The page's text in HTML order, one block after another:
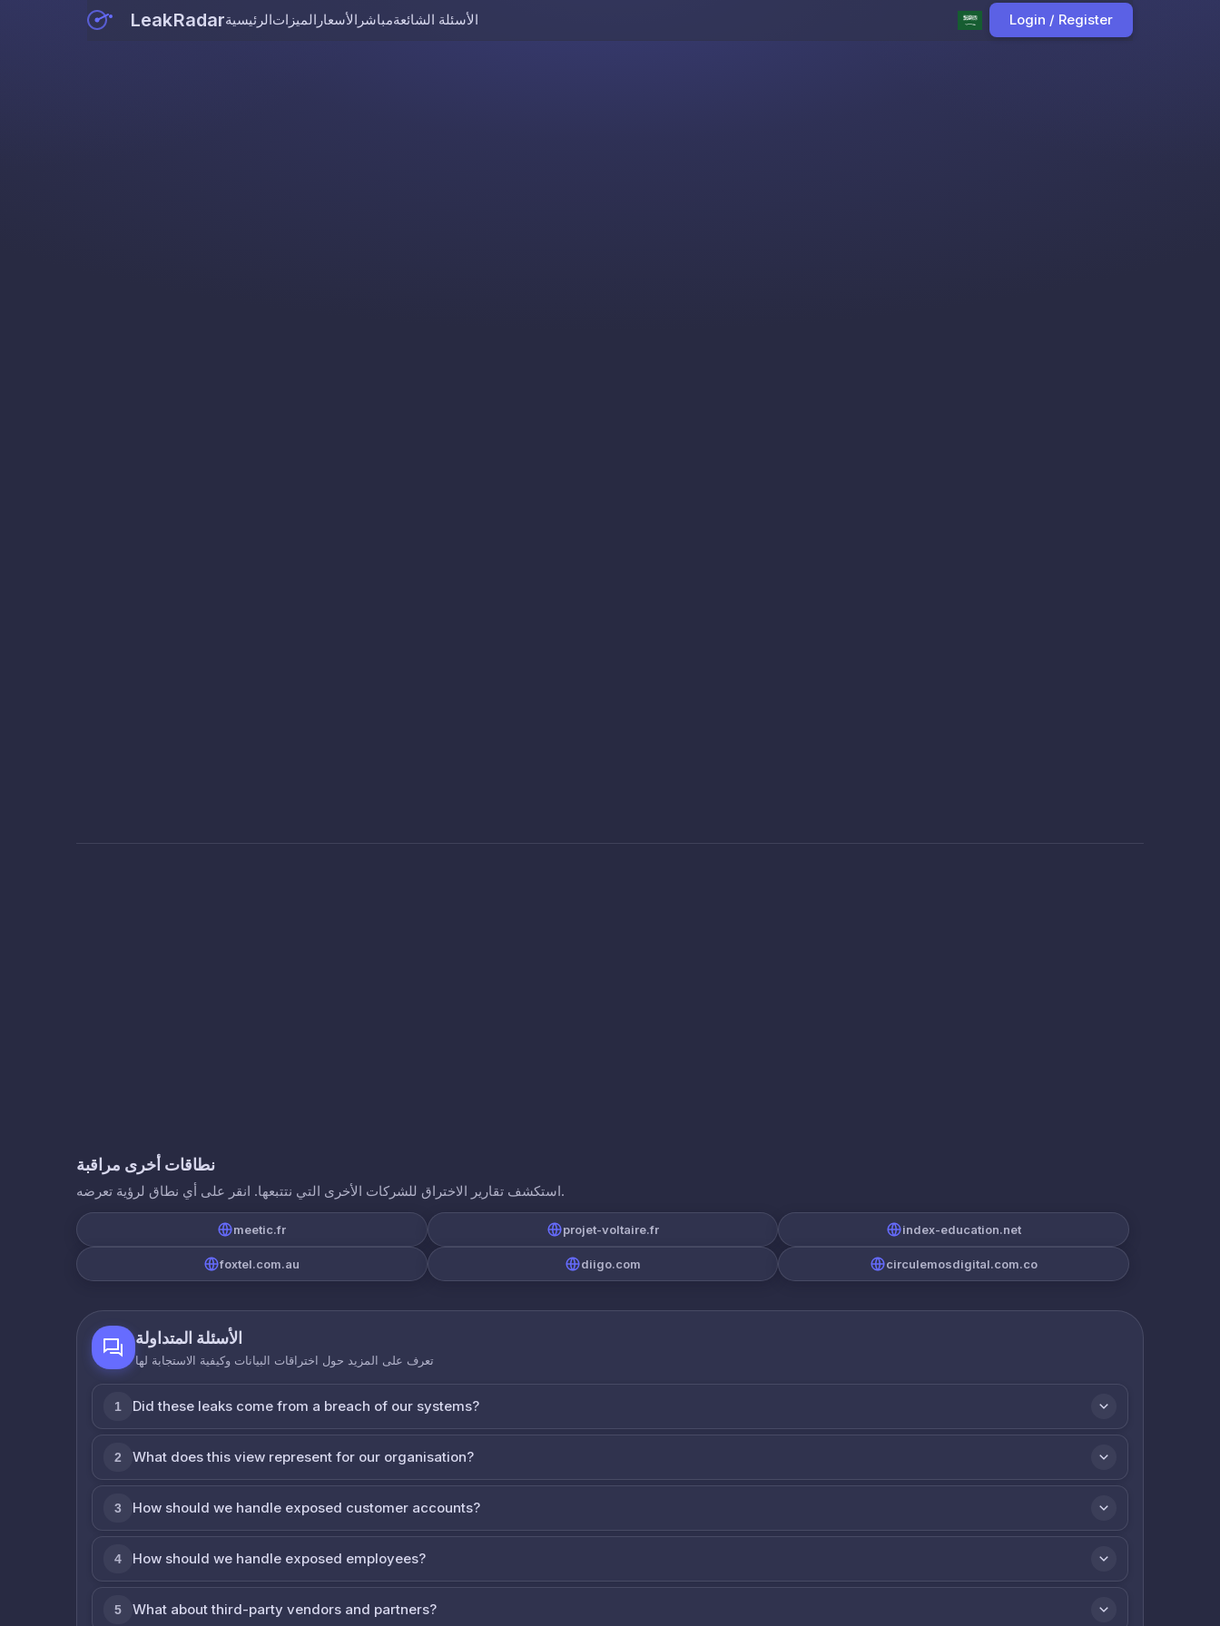
LeakRadarالرئيسيةالميزات الأسعار مباشرالأسئلة الشائعة Login / Register
نطاقات أخرى مراقبة
استكشف تقارير الاختراق للشركات الأخرى التي نتتبعها. انقر على أي نطاق لرؤية تعرضه.
meetic.fr projet-voltaire.fr index-education.net
foxtel.com.au diigo.com circulemosdigital.com.co
الأسئلة المتداولة
تعرف على المزيد حول اختراقات البيانات وكيفية الاستجابة لها
1 Did these leaks come from a breach of our systems?
2 What does this view represent for our organisation?
3 How should we handle exposed customer accounts?
4 How should we handle exposed employees?
5 What about third-party vendors and partners?